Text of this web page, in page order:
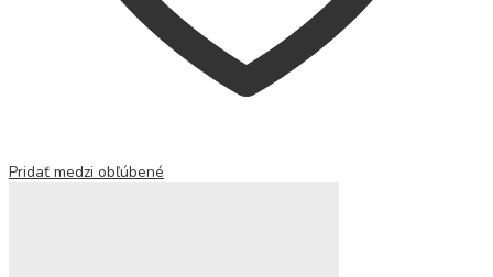
Pridať medzi obľúbené